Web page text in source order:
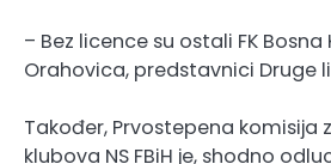
– Bez licence su ostali FK Bosna
Orahovica, predstavnici Druge
Također, Prvostepena komisija
klubova NS FBiH je, shodno